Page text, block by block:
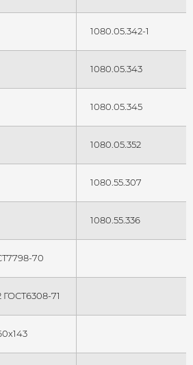
1080.05.342-1
1080.05.343
1080.05.345
1080.05.352
1080.55.307
1080.55.336
70
ГОСТ6308-71